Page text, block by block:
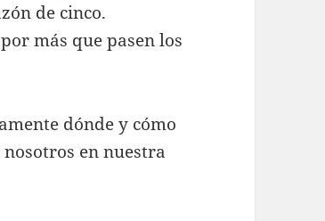
de cinco.
más que pasen los
dónde y cómo
nosotros en nuestra